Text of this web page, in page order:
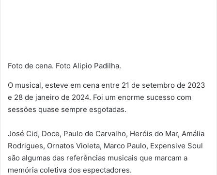
Foto de cena. Foto Alipio Padilha.
O musical, esteve em cena entre 21 de setembro de 2023
e 28 de janeiro de 2024. Foi um enorme sucesso com
sessões quase sempre esgotadas.
José Cid, Doce, Paulo de Carvalho, Heróis do Mar, Amália
Rodrigues, Ornatos Violeta, Marco Paulo, Expensive Soul
são algumas das referências musicais que marcam a
memória coletiva dos espectadores.